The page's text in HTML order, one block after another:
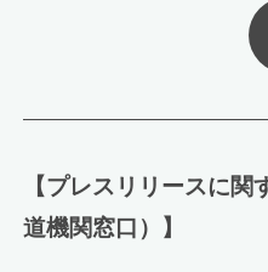
【プレスリリースに
道機関窓口）】